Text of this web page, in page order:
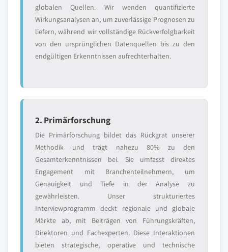
globalen Quellen. Wir wenden quantifizierte
Wirkungsanalysen an, um zuverlässige Prognosen zu
liefern, während wir vollständige Rückverfolgbarkeit
von den ursprünglichen Datenquellen bis zu den
endgültigen Erkenntnissen aufrechterhalten.
2. Primärforschung
Die Primärforschung bildet das Rückgrat unserer
Methodik und trägt nahezu 80% zu den
Gesamterkenntnissen bei. Sie umfasst direktes
Engagement mit Branchenteilnehmern, um
Genauigkeit und Tiefe in der Analyse zu
gewährleisten. Unser strukturiertes
Interviewprogramm deckt regionale und globale
Märkte ab, mit Beiträgen von Führungskräften,
Direktoren und Fachexperten. Diese Interaktionen
bieten strategische, operative und technische